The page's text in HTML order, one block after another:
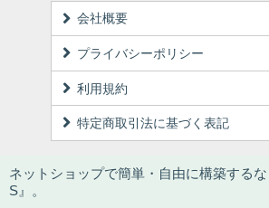
会社概要
プライバシーポリシー
利用規約
特定商取引法に基づく表記
ネットショップで簡単・自由に構築する
S』。